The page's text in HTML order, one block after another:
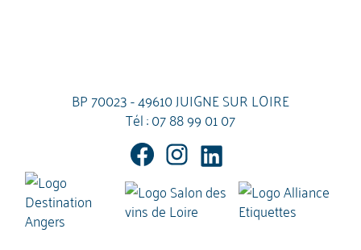
BP 70023 - 49610 JUIGNE SUR LOIRE
Tél :07 88 99 01 07